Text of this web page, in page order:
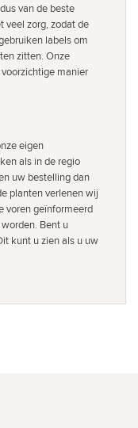
van de beste
veel zorg, zodat de
labels om
zitten. Onze
manier
eigen
als in de regio
uw bestelling dan
planten verlenen wij
voren geïnformeerd
Bent u
kunt u zien als u uw